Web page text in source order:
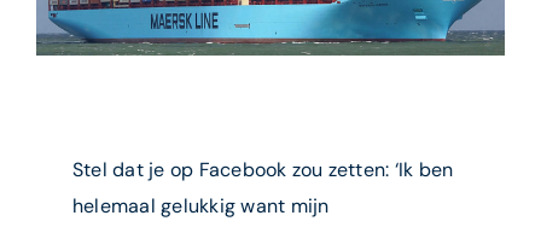
Stel dat je op Facebook zou zetten: ‘Ik ben
helemaal gelukkig want mijn